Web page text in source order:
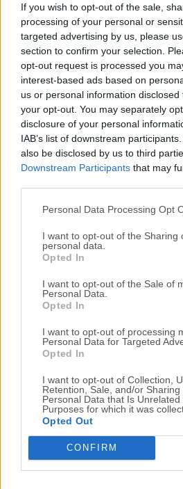
If you wish to opt-out of the sale,
processing of your personal or
targeted advertising by us, please
section to confirm your selection.
opt-out request is processed you
interest-based ads based on
us or personal information
your opt-out. You may separately
disclosure of your personal
IAB’s list of downstream
also be disclosed by us to third
Downstream Participants that may
Personal Data Processing Opt
I want to opt-out of the Sharing
personal data.
Opted In
I want to opt-out of the Sale of
Personal Data.
Opted In
I want to opt-out of processing
Personal Data for Targeted
Opted In
I want to opt-out of Collection,
Retention, Sale, and/or Sharing
Personal Data that Is Unrelated
Purposes for which it was
Opted Out
CONFIRM
iCloud para Windows es
streaming, Mail, Contactos y
Facilita la actualización
calendarios y marcadores entre
PC con Windows.También
seleccionadas con amigos y
Compartidos, con notificaciones y
un software basado en Windows
Inc. Está diseñado para integrar
Windows con tu ecosistema Apple,
software cierra la brecha entre tu
Alternativas y Software Similar